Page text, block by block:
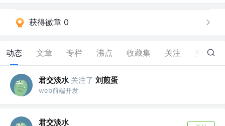
获得徽章 0
动态 文章 专栏 沸点 收藏集 关注 11
君交淡水 关注了 刘煎蛋
web前端开发
君交淡水